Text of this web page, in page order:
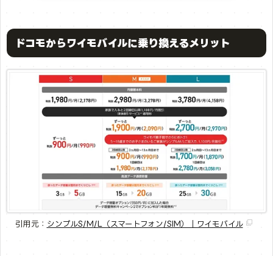
ドコモからワイモバイルに乗り換えるメリット
引用元： シンプルS/M/L（スマートフォン/SIM）｜ワイモバイル